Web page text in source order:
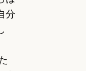
分